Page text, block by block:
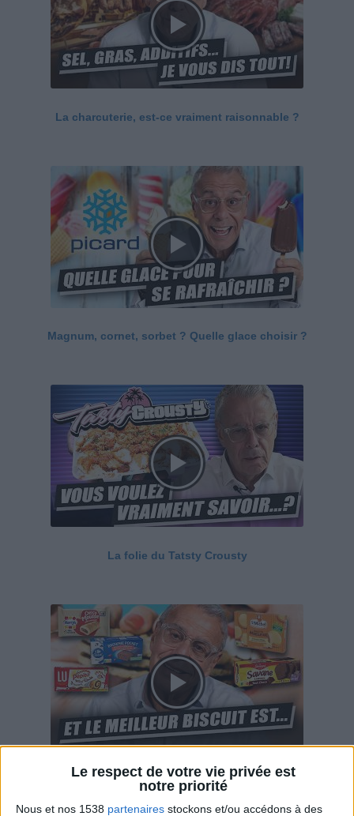
Le respect de votre vie privée est
notre priorité
Nous et nos 1538 partenaires stockons et/ou accédons à des
La charcuterie, est-ce vraiment raisonnable ?
Magnum, cornet, sorbet ? Quelle glace choisir ?
La folie du Tatsty Crousty
Savane, LU, Pepito, Harrys... Que valent vraiment
ces gâteaux ?